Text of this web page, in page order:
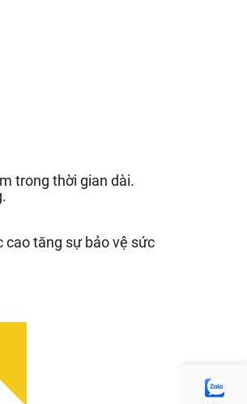
trong thời gian dài.
cao tăng sự bảo vệ sức